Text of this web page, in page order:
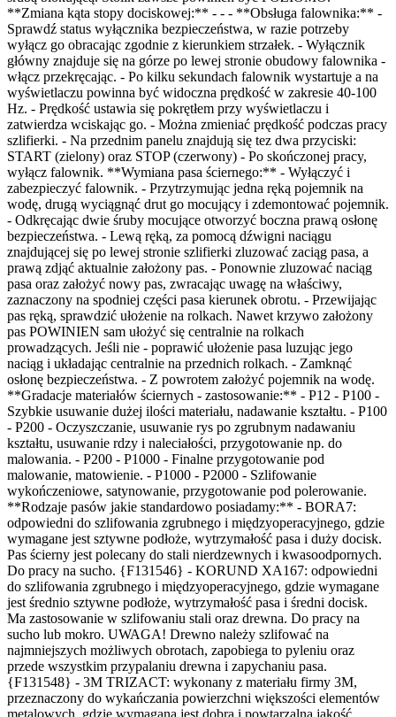
**Zmiana kąta stopy dociskowej:** - - - **Obsługa falownika:** -
Sprawdź status wyłącznika bezpieczeństwa, w razie potrzeby
wyłącz go obracając zgodnie z kierunkiem strzałek. - Wyłącznik
główny znajduje się na górze po lewej stronie obudowy falownika -
włącz przekręcając. - Po kilku sekundach falownik wystartuje a na
wyświetlaczu powinna być widoczna prędkość w zakresie 40-100
Hz. - Prędkość ustawia się pokrętłem przy wyświetlaczu i
zatwierdza wciskając go. - Można zmieniać prędkość podczas pracy
szlifierki. - Na przednim panelu znajdują się tez dwa przyciski:
START (zielony) oraz STOP (czerwony) - Po skończonej pracy,
wyłącz falownik. **Wymiana pasa ściernego:** - Wyłączyć i
zabezpieczyć falownik. - Przytrzymując jedna ręką pojemnik na
wodę, drugą wyciągnąć drut go mocujący i zdemontować pojemnik.
- Odkręcając dwie śruby mocujące otworzyć boczna prawą osłonę
bezpieczeństwa. - Lewą ręką, za pomocą dźwigni naciągu
znajdującej się po lewej stronie szlifierki zluzować zaciąg pasa, a
prawą zdjąć aktualnie założony pas. - Ponownie zluzować naciąg
pasa oraz założyć nowy pas, zwracając uwagę na właściwy,
zaznaczony na spodniej części pasa kierunek obrotu. - Przewijając
pas ręką, sprawdzić ułożenie na rolkach. Nawet krzywo założony
pas POWINIEN sam ułożyć się centralnie na rolkach
prowadzących. Jeśli nie - poprawić ułożenie pasa luzując jego
naciąg i układając centralnie na przednich rolkach. - Zamknąć
osłonę bezpieczeństwa. - Z powrotem założyć pojemnik na wodę.
**Gradacje materiałów ściernych - zastosowanie:** - P12 - P100 -
Szybkie usuwanie dużej ilości materiału, nadawanie kształtu. - P100
- P200 - Oczyszczanie, usuwanie rys po zgrubnym nadawaniu
kształtu, usuwanie rdzy i naleciałości, przygotowanie np. do
malowania. - P200 - P1000 - Finalne przygotowanie pod
malowanie, matowienie. - P1000 - P2000 - Szlifowanie
wykończeniowe, satynowanie, przygotowanie pod polerowanie.
**Rodzaje pasów jakie standardowo posiadamy:** - BORA7:
odpowiedni do szlifowania zgrubnego i międzyoperacyjnego, gdzie
wymagane jest sztywne podłoże, wytrzymałość pasa i duży docisk.
Pas ścierny jest polecany do stali nierdzewnych i kwasoodpornych.
Do pracy na sucho. {F131546} - KORUND XA167: odpowiedni
do szlifowania zgrubnego i międzyoperacyjnego, gdzie wymagane
jest średnio sztywne podłoże, wytrzymałość pasa i średni docisk.
Ma zastosowanie w szlifowaniu stali oraz drewna. Do pracy na
sucho lub mokro. UWAGA! Drewno należy szlifować na
najmniejszych możliwych obrotach, zapobiega to pyleniu oraz
przede wszystkim przypalaniu drewna i zapychaniu pasa.
{F131548} - 3M TRIZACT: wykonany z materiału firmy 3M,
przeznaczony do wykańczania powierzchni większości elementów
metalowych, gdzie wymagana jest dobra i powtarzalna jakość